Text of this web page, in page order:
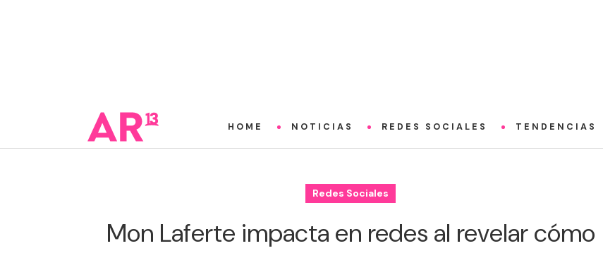
HOME NOTICIAS REDES SOCIALES TENDENCIAS
Redes Sociales
Mon Laferte impacta en redes al revelar cómo